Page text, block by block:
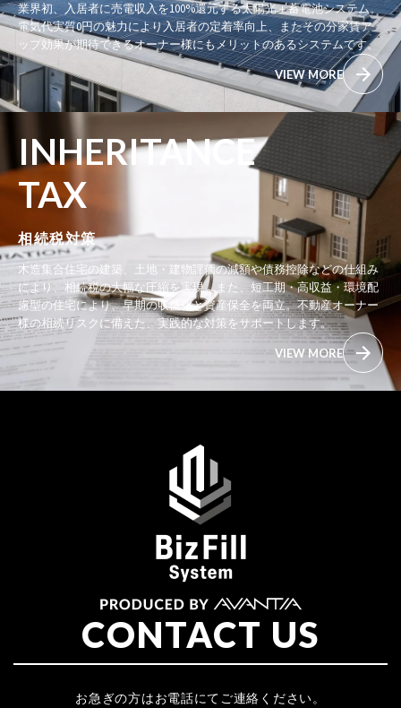
業界初、入居者に売電収入を100%還元する太陽光＋蓄電池システム。
電気代実質0円の魅力により入居者の定着率向上、またその分家賃ア
ップ効果が期待できるオーナー様にもメリットのあるシステムです。
VIEW MORE
INHERITANCE
TAX
相続税対策
木造集合住宅の建築、土地・建物評価の減額や債務控除などの仕組み
により、相続税の大幅な圧縮を実現。また、短工期・高収益・環境配
慮型の住宅により、早期の収益化と資産保全を両立。不動産オーナー
様の相続リスクに備えた、実践的な対策をサポートします。
VIEW MORE
CONTACT US
お急ぎの方はお電話にてご連絡ください。